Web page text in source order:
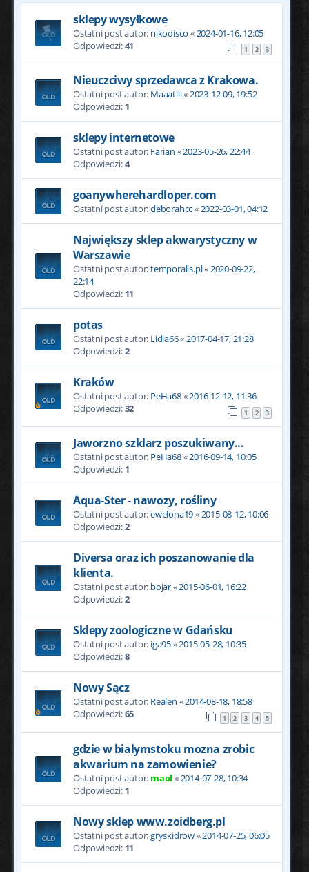
sklepy wysyłkowe
Ostatni post autor: nikodisco « 2024-01-16, 12:05
Odpowiedzi:41 1 2 3
Nieuczciwy sprzedawca z Krakowa.
Ostatni post autor: Maaatiii«2023-12-09, 19:52
Odpowiedzi: 1
sklepy internetowe
Ostatni post autor: Farian «2023-05-26, 22:44
Odpowiedzi:4
goanywherehardloper.com
Ostatni post autor:deborahcc«2022-03-01, 04:12
Największy sklep akwarystyczny w
Warszawie
Ostatni post autor:temporalis.pl«2020-09-22,
22:14
Odpowiedzi: 11
potas
Ostatni post autor: Lidia66«2017-04-17, 21:28
Odpowiedzi:2
Kraków
Ostatni post autor: PeHa68«2016-12-12, 11:36
Odpowiedzi:32 1 2 3
Jaworzno szklarz poszukiwany...
Ostatni post autor: PeHa68«2016-09-14, 10:05
Odpowiedzi: 1
Aqua-Ster - nawozy, rośliny
Ostatni post autor:ewelona19«2015-08-12, 10:06
Odpowiedzi:2
Diversa oraz ich poszanowanie dla
klienta.
Ostatni post autor: bojar«2015-06-01, 16:22
Odpowiedzi:2
Sklepy zoologiczne w Gdańsku
Ostatni post autor: iga95«2015-05-28, 10:35
Odpowiedzi:8
Nowy Sącz
Ostatni post autor: Realen «2014-08-18, 18:58
Odpowiedzi:65 1 2 3 4 5
gdzie w bialymstoku mozna zrobic
akwarium na zamowienie?
Ostatni post autor: maol «2014-07-28, 10:34
Odpowiedzi: 1
Nowy sklep www.zoidberg.pl
Ostatni post autor:gryskidrow«2014-07-25, 06:05
Odpowiedzi: 11